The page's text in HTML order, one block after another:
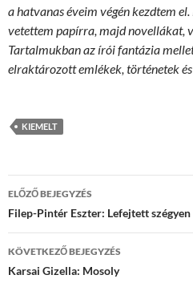
a hatvanas éveim végén kezdtem
vetettem papírra, majd novellákat,
Tartalmukban az írói fantázia
elraktározott emlékek, történetek és
KIEMELT
Bejegyzések
navigációja
ELŐZŐ BEJEGYZÉS
Filep-Pintér Eszter: Lefejtett szégyen
KÖVETKEZŐ BEJEGYZÉS
Karsai Gizella: Mosoly